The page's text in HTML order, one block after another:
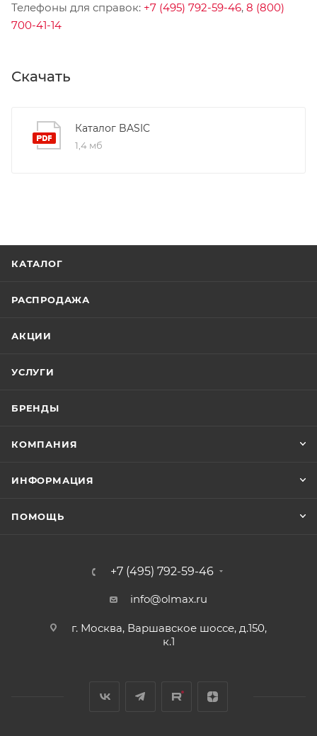
Телефоны для справок: +7 (495) 792-59-46, 8 (800)
700-41-14
Скачать
Каталог BASIC
1,4 мб
КАТАЛОГ
РАСПРОДАЖА
АКЦИИ
УСЛУГИ
БРЕНДЫ
КОМПАНИЯ
ИНФОРМАЦИЯ
ПОМОЩЬ
+7 (495) 792-59-46
info@olmax.ru
г. Москва, Варшавское шоссе, д.150,
к.1